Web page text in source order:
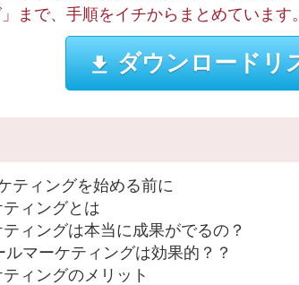
まで、手順をイチからまとめています。
ダウンロードリ
ティングを始める前に
ティングとは
ティングは本当に成果がでるの？
ルマーケティングは効果的？？
ティングのメリット